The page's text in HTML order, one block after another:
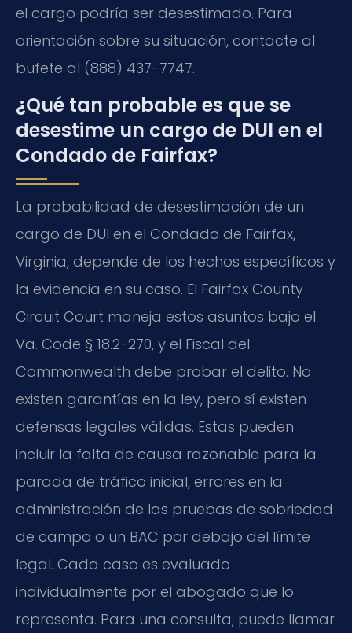
el cargo podría ser desestimado. Para
orientación sobre su situación, contacte al
bufete al (888) 437-7747.
¿Qué tan probable es que se
desestime un cargo de DUI en el
Condado de Fairfax?
La probabilidad de desestimación de un
cargo de DUI en el Condado de Fairfax,
Virginia, depende de los hechos específicos y
la evidencia en su caso. El Fairfax County
Circuit Court maneja estos asuntos bajo el
Va. Code § 18.2-270, y el Fiscal del
Commonwealth debe probar el delito. No
existen garantías en la ley, pero sí existen
defensas legales válidas. Estas pueden
incluir la falta de causa razonable para la
parada de tráfico inicial, errores en la
administración de las pruebas de sobriedad
de campo o un BAC por debajo del límite
legal. Cada caso es evaluado
individualmente por el abogado que lo
representa. Para una consulta, puede llamar